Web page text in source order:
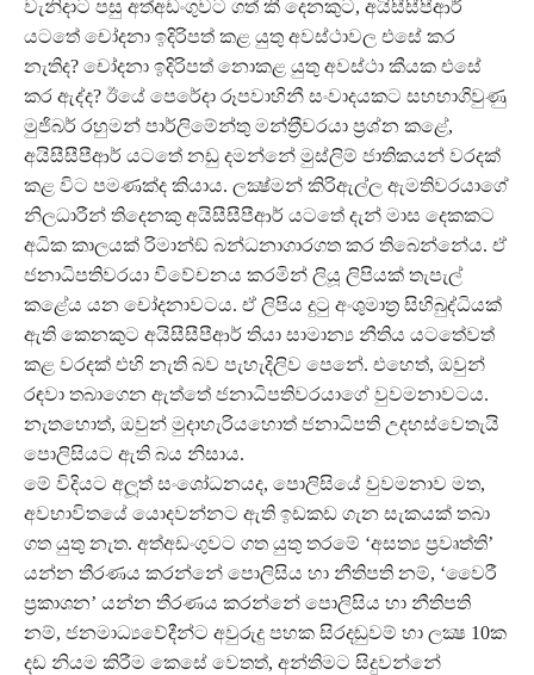
වැනිදාට පසු අත්අඩංගුවට ගත් කී දෙනකුට, අයිසීසීපීආර්
යටතේ චෝදනා ඉදිරිපත් කළ යුතු අවස්ථාවල එසේ කර
නැතිද? චෝදනා ඉදිරිපත් නොකළ යුතු අවස්ථා කීයක එසේ
කර ඇද්ද? ඊයේ පෙරේදා රූපවාහිනී සංවාදයකට සහභාගිවුණු
මුජිබර් රහුමන් පාර්ලිමේන්තු මන්ත‍්‍රීවරයා ප‍්‍රශ්න කළේ,
අයිසීසීපීආර් යටතේ නඩු දමන්නේ මුස්ලිම් ජාතිකයන් වරදක්
කළ විට පමණක්ද කියාය. ලක්‍ෂ්මන් කිරිඇල්ල ඇමතිවරයාගේ
නිලධාරීන් තිදෙනකු අයිසීසීපීආර් යටතේ දැන් මාස දෙකකට
අධික කාලයක් රිමාන්ඞ් බන්ධනාගාරගත කර තිබෙන්නේය. ඒ
ජනාධිපතිවරයා විවේචනය කරමින් ලියූ ලිපියක් තැපැල්
කළේය යන චෝදනාවටය. ඒ ලිපිය දුටු අංශුමාත‍්‍ර සිහිබුද්ධියක්
ඇති කෙනකුට අයිසීසීපීආර් තියා සාමාන්‍ය නීතිය යටතේවත්
කළ වරදක් එහි නැති බව පැහැදිලිව පෙනේ. එහෙත්, ඔවුන්
රඳවා තබාගෙන ඇත්තේ ජනාධිපතිවරයාගේ වුවමනාවටය.
නැතහොත්, ඔවුන් මුදාහැරියහොත් ජනාධිපති උදහස්වෙතැයි
පොලිසියට ඇති බය නිසාය.
මේ විදියට අලූත් සංශෝධනයද, පොලිසියේ වුවමනාව මත,
අවභාවිතයේ යොදවන්නට ඇති ඉඩකඩ ගැන සැකයක් තබා
ගත යුතු නැත. අත්අඩංගුවට ගත යුතු තරමේ ‘අසත්‍ය ප‍්‍රවෘත්ති’
යන්න තීරණය කරන්නේ පොලිසිය හා නීතිපති නම්, ‘වෛරී
ප‍්‍රකාශන’ යන්න තීරණය කරන්නේ පොලිසිය හා නීතිපති
නම්, ජනමාධ්‍යවේදීන්ට අවුරුදු පහක සිරදඬුවම් හා ලක්‍ෂ 10ක
දඩ නියම කිරීම කෙසේ වෙතත්, අන්තිමට සිදුවන්නේ